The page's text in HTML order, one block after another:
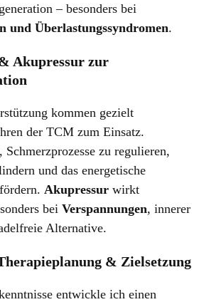
– besonders bei
und Überlastungssyndromen.
Akupressur zur
kommen gezielt
der TCM zum Einsatz.
zu regulieren,
und das energetische
Akupressur wirkt
bei Verspannungen, innerer
Alternative.
& Zielsetzung
entwickle ich einen